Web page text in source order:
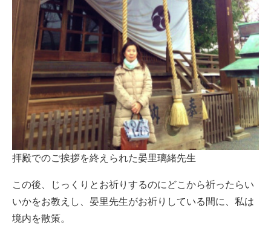
拝殿でのご挨拶を終えられた晏里璃緒先生
この後、じっくりとお祈りするのにどこから祈ったらい
いかをお教えし、晏里先生がお祈りしている間に、私は
境内を散策。